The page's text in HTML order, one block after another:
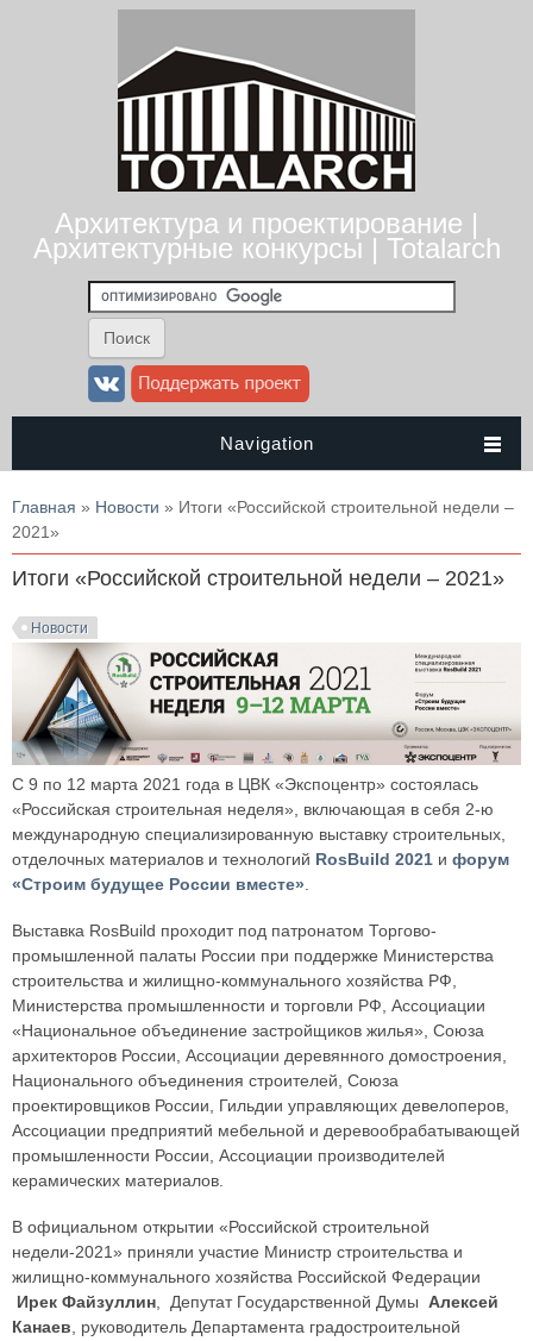
Архитектура и проектирование |
Архитектурные конкурсы | Totalarch
Navigation
Вы здесь
Главная » Новости » Итоги «Российской строительной недели –
2021»
Итоги «Российской строительной недели – 2021»
Новости
С 9 по 12 марта 2021 года в ЦВК «Экспоцентр» состоялась
«Российская строительная неделя», включающая в себя 2-ю
международную специализированную выставку строительных,
отделочных материалов и технологий RosBuild 2021 и форум
«Строим будущее России вместе».
Выставка RosBuild проходит под патронатом Торгово-
промышленной палаты России при поддержке Министерства
строительства и жилищно-коммунального хозяйства РФ,
Министерства промышленности и торговли РФ, Ассоциации
«Национальное объединение застройщиков жилья», Союза
архитекторов России, Ассоциации деревянного домостроения,
Национального объединения строителей, Союза
проектировщиков России, Гильдии управляющих девелоперов,
Ассоциации предприятий мебельной и деревообрабатывающей
промышленности России, Ассоциации производителей
керамических материалов.
В официальном открытии «Российской строительной
недели-2021» приняли участие Министр строительства и
жилищно-коммунального хозяйства Российской Федерации
Ирек Файзуллин, Депутат Государственной Думы Алексей
Канаев, руководитель Департамента градостроительной